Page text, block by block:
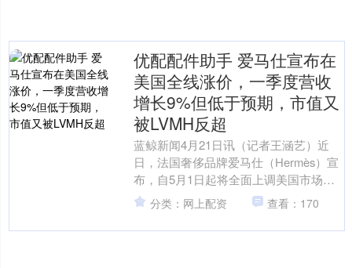
优配配件助手 爱马仕宣布在
美国全线涨价，一季度营收
增长9%但低于预期，市值又
被LVMH反超
蓝鲸新闻4月21日讯（记者王涵艺）近
日，法国奢侈品牌爱马仕（Hermès）宣
布，自5月1日起将全面上调美国市场全
系产品价格，以应对美国政府最新关税
政策的负面影响....
分类：网上配资 查看：170